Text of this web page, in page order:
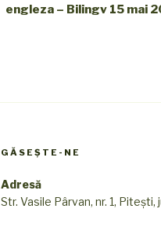
engleza – Bilingv 15 mai
GĂSEȘTE-NE
Adresă
Str. Vasile Pârvan, nr. 1, Pitești,